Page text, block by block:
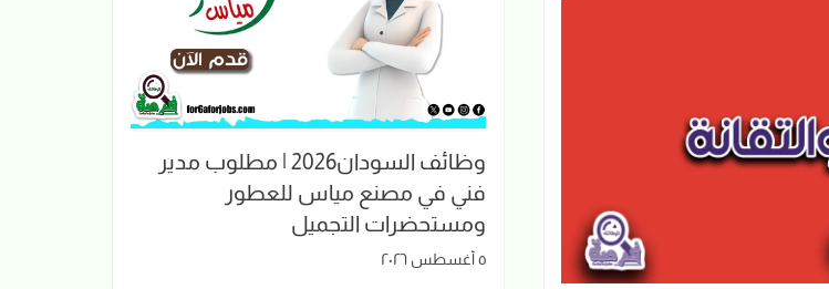
وظائف السودان2026 | مطلوب مدير
فني في مصنع مياس للعطور
ومستحضرات التجميل
٥ أغسطس ٢٠٢٦